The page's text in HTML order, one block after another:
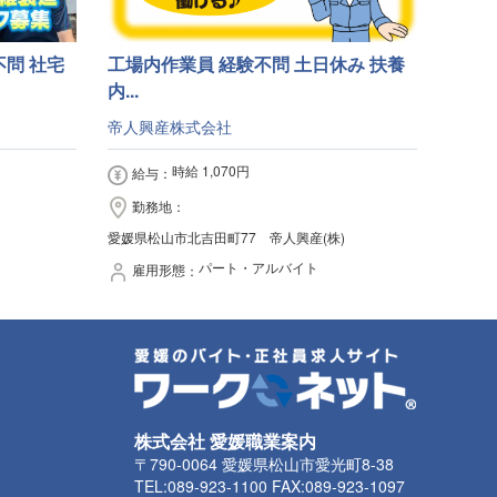
問 社宅
工場内作業員 経験不問 土日休み 扶養
内...
帝人興産株式会社
給与
時給 1,070円
勤務地
愛媛県松山市北吉田町77 帝人興産(株)
雇用形態
パート・アルバイト
株式会社 愛媛職業案内
〒790-0064 愛媛県松山市愛光町8-38
TEL:089-923-1100 FAX:089-923-1097